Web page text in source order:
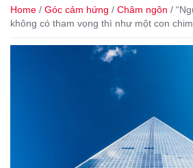
Home / Góc cảm hứng / Châm ngôn /
không có tham vọng thì như một con